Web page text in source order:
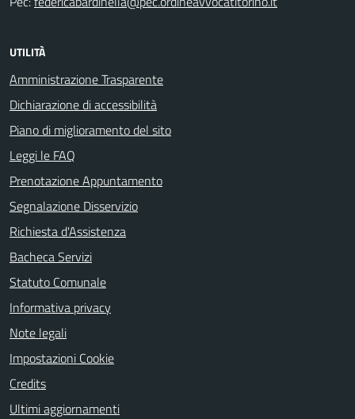
UTILITÀ
Amministrazione Trasparente
Dichiarazione di accessibilità
Piano di miglioramento del sito
Leggi le FAQ
Prenotazione Appuntamento
Segnalazione Disservizio
Richiesta d'Assistenza
Bacheca Servizi
Statuto Comunale
Informativa privacy
Note legali
Impostazioni Cookie
Credits
Ultimi aggiornamenti